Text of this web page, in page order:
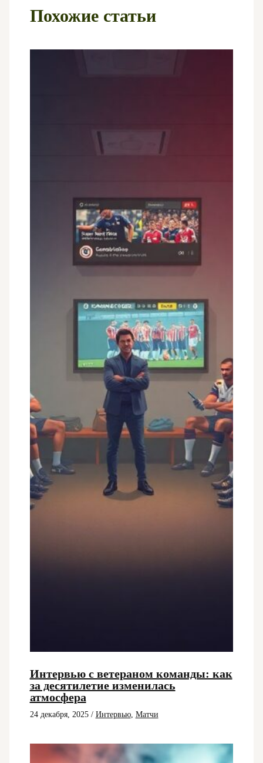
Похожие статьи
Интервью с ветераном команды: как
за десятилетие изменилась
атмосфера
24 декабря, 2025 / Интервью, Матчи